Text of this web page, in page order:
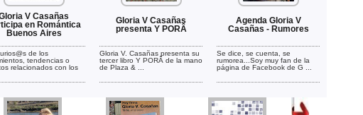
V Casañas
en Romántica
Buenos Aires
de los
tendencias o
relacionados con los
Gloria V Casañas
presenta Y PORÂ
Gloria V. Casañas presenta su
tercer libro Y PORÂ de la mano
de Plaza & ...
Agenda Gloria V
Casañas - Rumores
Se dice, se cuenta, se
rumorea...Soy muy fan de la
página de Facebook de G ...